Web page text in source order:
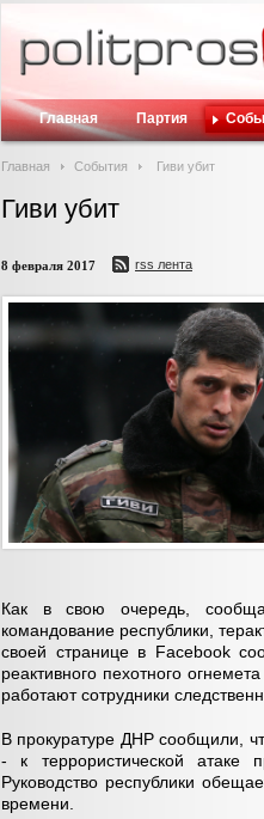
Главная Партия
Главная События Гиви убит
Гиви убит
8 февраля 2017 rss лента
Как в свою очередь,
командование республики,
своей странице в Facebook
реактивного пехотного
работают сотрудники
В прокуратуре ДНР сообщили,
- к террористической атаке
Руководство республики
времени.